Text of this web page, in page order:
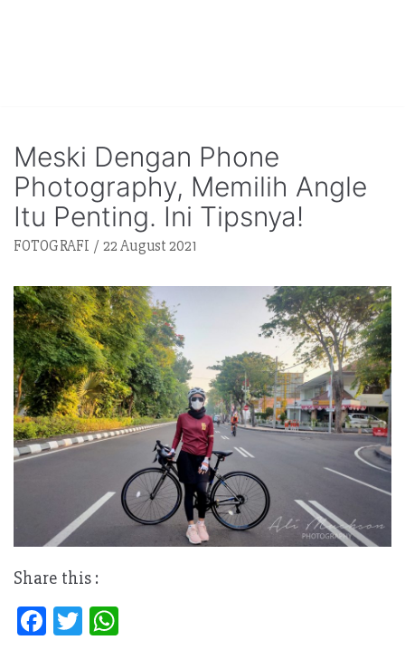
Meski Dengan Phone
Photography, Memilih Angle
Itu Penting. Ini Tipsnya!
FOTOGRAFI 22 August 2021
Share this :
Fa T